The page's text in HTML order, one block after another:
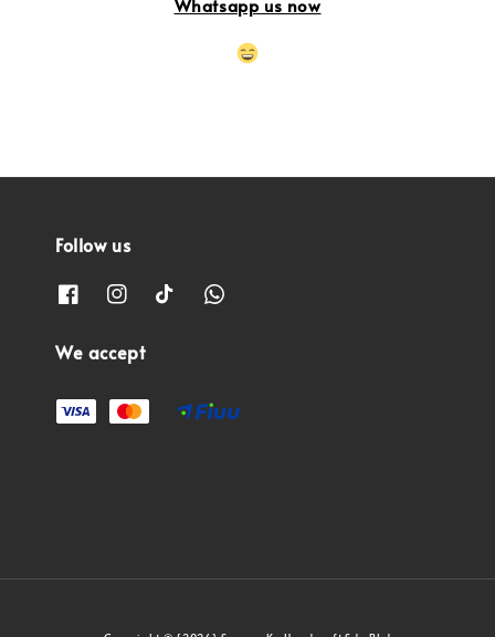
Whatsapp us now
Follow us
We accept